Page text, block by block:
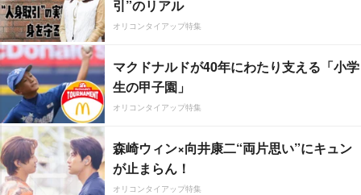
引”のリアル
オリコンタイアップ特集
マクドナルドが40年にわたり支える「小学
生の甲子園」
オリコンタイアップ特集
森崎ウィン×向井康二“両片思い”にキュン
が止まらん！
オリコンタイアップ特集